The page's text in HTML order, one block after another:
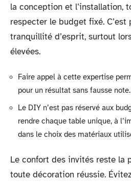
la conception et l’installation,
respecter le budget fixé.
tranquillité d’esprit, surtout
élevées.
Faire appel à cette expertise
pour un résultat sans fausse note.
Le DIY n’est pas réservé aux
rendre chaque table unique, à
dans le choix des matériaux
Le confort des invités reste la
toute décoration réussie.